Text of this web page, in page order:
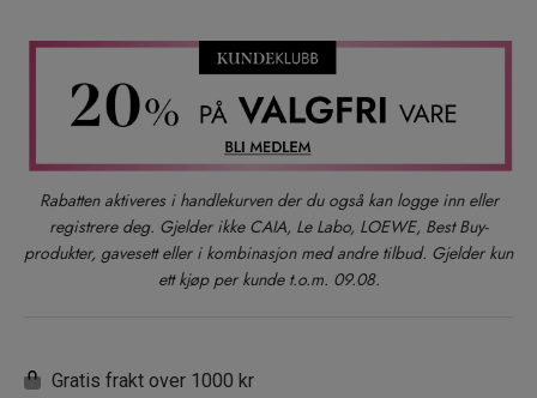
Rabatten aktiveres i handlekurven der du også kan logge inn eller
registrere deg. Gjelder ikke CAIA, Le Labo, LOEWE, Best Buy-
produkter, gavesett eller i kombinasjon med andre tilbud. Gjelder kun
ett kjøp per kunde t.o.m. 09.08.
Gratis frakt over 1000 kr